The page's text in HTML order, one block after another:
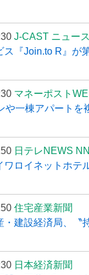
J-CAST ニュース
ス『Join.to R』が
マネーポスト
や一棟アパートを
日テレNEWS
ワロイネットホテ
住宅産業新聞
・建設経済局、〝
日本経済新聞